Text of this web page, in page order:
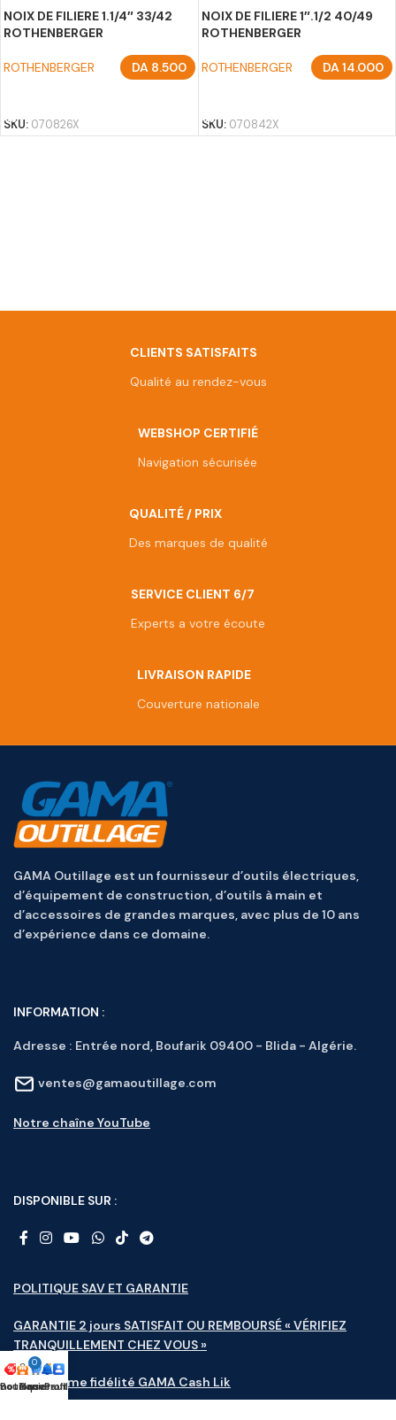
NOIX DE FILIERE 1.1/4″ 33/42
ROTHENBERGER
ROTHENBERGER DA8.500
SKU: 070826X
NOIX DE FILIERE 1″.1/2 40/49
ROTHENBERGER
ROTHENBERGER DA14.000
SKU: 070842X
CLIENTS SATISFAITS
Qualité au rendez-vous
WEBSHOP CERTIFIÉ
Navigation sécurisée
QUALITÉ / PRIX
Des marques de qualité
SERVICE CLIENT 6/7
Experts a votre écoute
LIVRAISON RAPIDE
Couverture nationale
GAMA Outillage est un fournisseur d’outils électriques,
d’équipement de construction, d’outils à main et
d’accessoires de grandes marques, avec plus de 10 ans
d’expérience dans ce domaine.
INFORMATION :
Adresse : Entrée nord, Boufarik 09400 - Blida - Algérie.
ventes@gamaoutillage.com
Notre chaîne YouTube
DISPONIBLE SUR :
POLITIQUE SAV ET GARANTIE
GARANTIE 2 jours SATISFAIT OU REMBOURSÉ « VÉRIFIEZ
TRANQUILLEMENT CHEZ VOUS »
Programme fidélité GAMA Cash Lik
Boutique
0
Panier
Nouveauté
Profile